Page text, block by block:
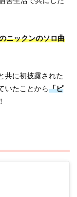
ニックンのソロ曲
共に初披露された
いたことから「ピ